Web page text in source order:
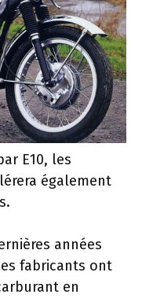
E10, les
également
années
fabricants ont
en